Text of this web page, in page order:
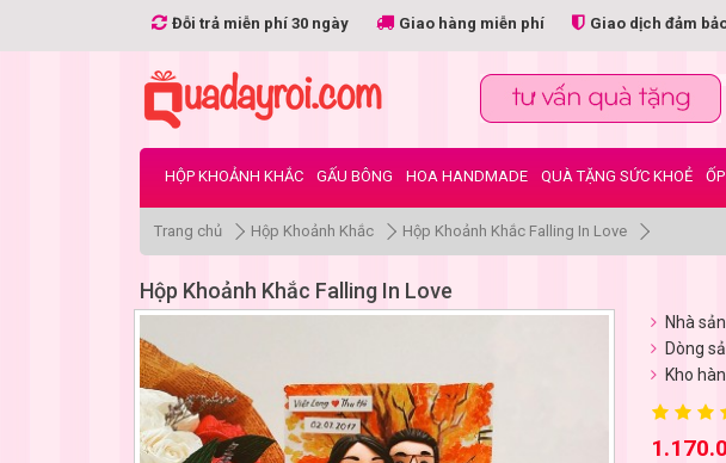
Đỗi trả miễn phí 30 ngày Giao hàng miễn phí Giao dịch đảm
HỘP KHOẢNH KHẮC GẤU BÔNG HOA HANDMADE QUÀ TẶNG SỨC KHOẺ
Trang chủ Hộp Khoảnh Khắc Hộp Khoảnh Khắc Falling In Love
Hộp Khoảnh Khắc Falling In Love
Nhà
Dòng
Kho